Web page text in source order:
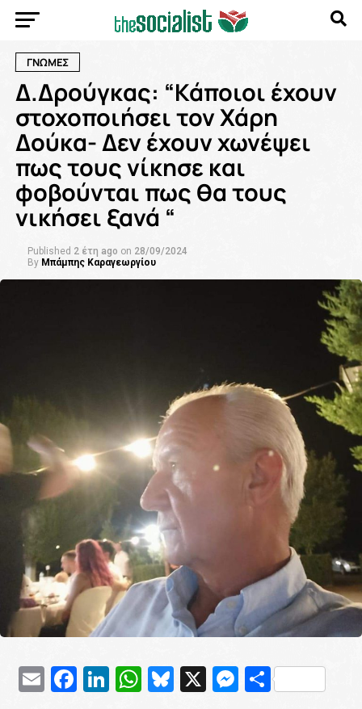
ΓΝΩΜΕΣ
Δ.Δρούγκας: “Κάποιοι έχουν
στοχοποιήσει τον Χάρη
Δούκα- Δεν έχουν χωνέψει
πως τους νίκησε και
φοβούνται πως θα τους
νικήσει ξανά “
Published 2 έτη ago on 28/09/2024
By Μπάμπης Καραγεωργίου
EmailFacebook
LinkedIn
WhatsApp
Bluesky
X